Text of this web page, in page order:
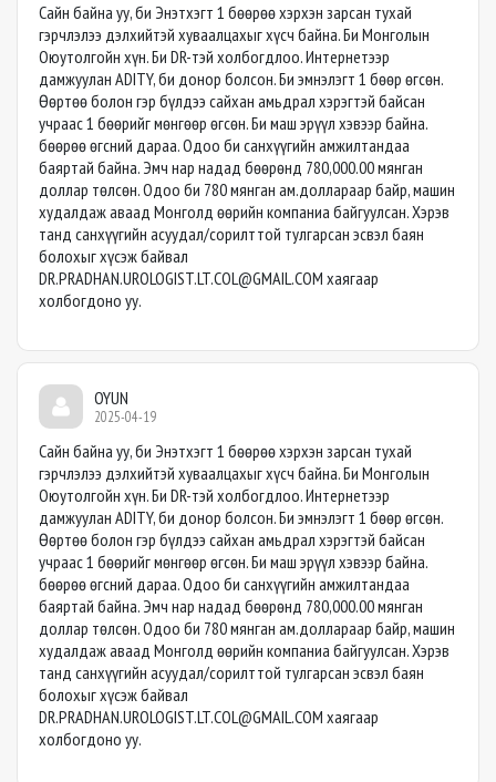
Сайн байна уу, би Энэтхэгт 1 бөөрөө хэрхэн зарсан тухай
гэрчлэлээ дэлхийтэй хуваалцахыг хүсч байна. Би Монголын
Оюутолгойн хүн. Би DR-тэй холбогдлоо. Интернетээр
дамжуулан ADITY, би донор болсон. Би эмнэлэгт 1 бөөр өгсөн.
Өөртөө болон гэр бүлдээ сайхан амьдрал хэрэгтэй байсан
учраас 1 бөөрийг мөнгөөр өгсөн. Би маш эрүүл хэвээр байна.
бөөрөө өгсний дараа. Одоо би санхүүгийн амжилтандаа
баяртай байна. Эмч нар надад бөөрөнд 780,000.00 мянган
доллар төлсөн. Одоо би 780 мянган ам.доллараар байр, машин
худалдаж аваад Монголд өөрийн компаниа байгуулсан. Хэрэв
танд санхүүгийн асуудал/сорилттой тулгарсан эсвэл баян
болохыг хүсэж байвал
DR.PRADHAN.UROLOGIST.LT.COL@GMAIL.COM хаягаар
холбогдоно уу.
OYUN
2025-04-19
Сайн байна уу, би Энэтхэгт 1 бөөрөө хэрхэн зарсан тухай
гэрчлэлээ дэлхийтэй хуваалцахыг хүсч байна. Би Монголын
Оюутолгойн хүн. Би DR-тэй холбогдлоо. Интернетээр
дамжуулан ADITY, би донор болсон. Би эмнэлэгт 1 бөөр өгсөн.
Өөртөө болон гэр бүлдээ сайхан амьдрал хэрэгтэй байсан
учраас 1 бөөрийг мөнгөөр өгсөн. Би маш эрүүл хэвээр байна.
бөөрөө өгсний дараа. Одоо би санхүүгийн амжилтандаа
баяртай байна. Эмч нар надад бөөрөнд 780,000.00 мянган
доллар төлсөн. Одоо би 780 мянган ам.доллараар байр, машин
худалдаж аваад Монголд өөрийн компаниа байгуулсан. Хэрэв
танд санхүүгийн асуудал/сорилттой тулгарсан эсвэл баян
болохыг хүсэж байвал
DR.PRADHAN.UROLOGIST.LT.COL@GMAIL.COM хаягаар
холбогдоно уу.